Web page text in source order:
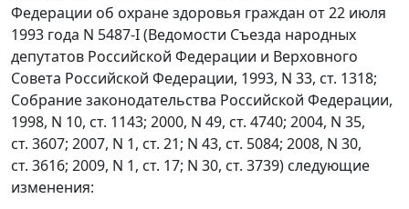
Федерации об охране здоровья граждан от 22 июля
1993 года N 5487-I (Ведомости Съезда народных
депутатов Российской Федерации и Верховного
Совета Российской Федерации, 1993, N 33, ст. 1318;
Собрание законодательства Российской Федерации,
1998, N 10, ст. 1143; 2000, N 49, ст. 4740; 2004, N 35,
ст. 3607; 2007, N 1, ст. 21; N 43, ст. 5084; 2008, N 30,
ст. 3616; 2009, N 1, ст. 17; N 30, ст. 3739) следующие
изменения: